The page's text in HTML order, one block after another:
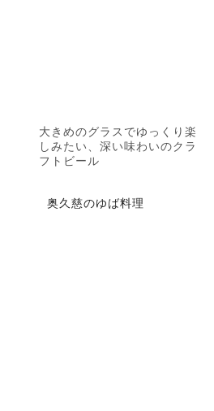
大きめのグラスでゆっくり楽
しみたい、深い味わいのクラ
フトビール
奥久慈のゆば料理